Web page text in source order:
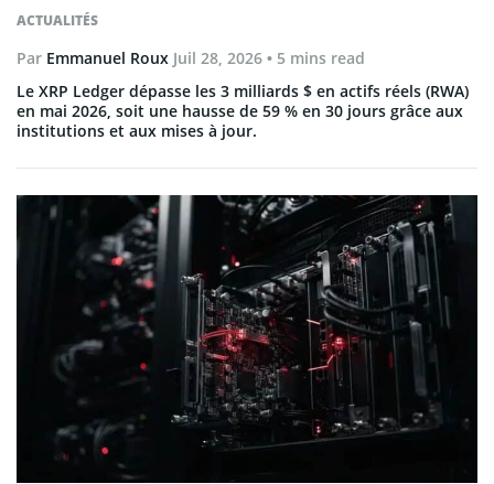
ACTUALITÉS
Par Emmanuel Roux Juil 28, 2026 • 5 mins read
Le XRP Ledger dépasse les 3 milliards $ en actifs réels (RWA)
en mai 2026, soit une hausse de 59 % en 30 jours grâce aux
institutions et aux mises à jour.